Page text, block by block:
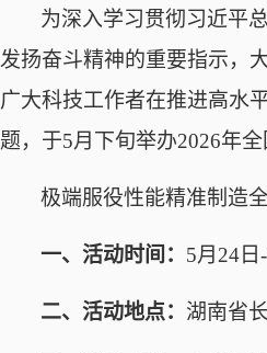
为深入学习贯彻习近平
发扬奋斗精神的重要指示，
广大科技工作者在推进高水
题，于5月 下旬举办2026年全
极端服役性能精准制造
一、 活动时间： 5月 24日-
二、 活动地点： 湖南省